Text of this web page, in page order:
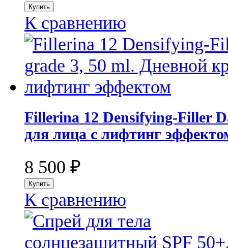
К сравнению
Fillerina 12 Densifying-Filler
для лица с лифтинг
8 500 ₽
К сравнению